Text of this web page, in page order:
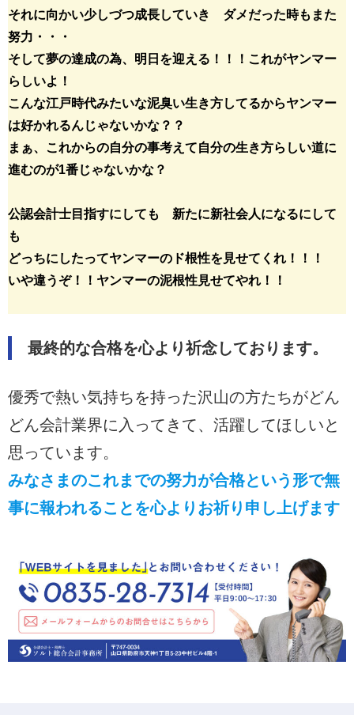
それに向かい少しづつ成長していき ダメだった時もまた
努力・・・
そして夢の達成の為、明日を迎える！！！これがヤンマー
らしいよ！
こんな江戸時代みたいな泥臭い生き方してるからヤンマー
は好かれるんじゃないかな？？
まぁ、これからの自分の事考えて自分の生き方らしい道に
進むのが1番じゃないかな？
公認会計士目指すにしても 新たに新社会人になるにして
も
どっちにしたってヤンマーのド根性を見せてくれ！！！
いや違うぞ！！ヤンマーの泥根性見せてやれ！！
最終的な合格を心より祈念しております。
優秀で熱い気持ちを持った沢山の方たちがどん
どん会計業界に入ってきて、活躍してほしいと
思っています。
みなさまのこれまでの努力が合格という形で無
事に報われることを心よりお祈り申し上げます